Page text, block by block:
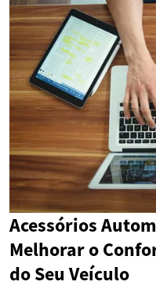
Acessórios
Melhorar o
do Seu Veículo